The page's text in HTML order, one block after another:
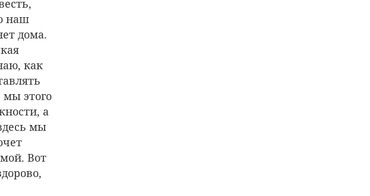
наш
дома.
как
этого
а
мы
Вот